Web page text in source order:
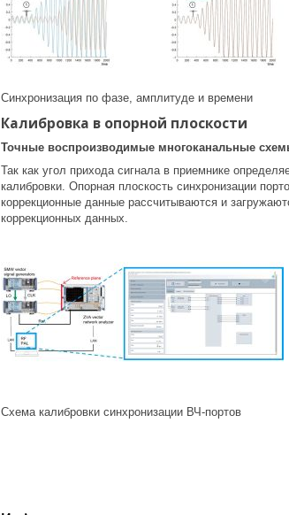
Синхронизация по фазе, амплитуде и времени
Калибровка в опорной плоскости
Точные воспроизводимые многоканальные
Так как угол прихода сигнала в приемнике
калибровки. Опорная плоскость синхронизации
коррекционные данные рассчитываются и
коррекционных данных.
Схема калибровки синхронизации ВЧ-портов